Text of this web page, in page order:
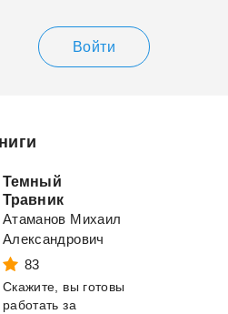
Войти
Темный
Травник
Атаманов Михаил
Александрович
83
Скажите, вы готовы
работать за